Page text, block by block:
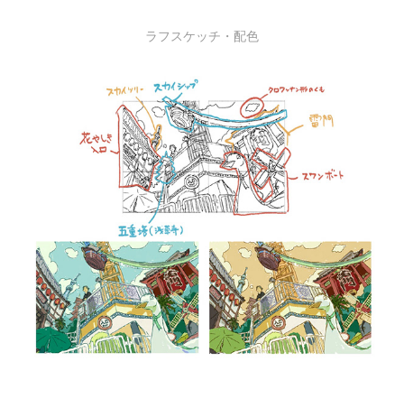
ラフスケッチ・配色